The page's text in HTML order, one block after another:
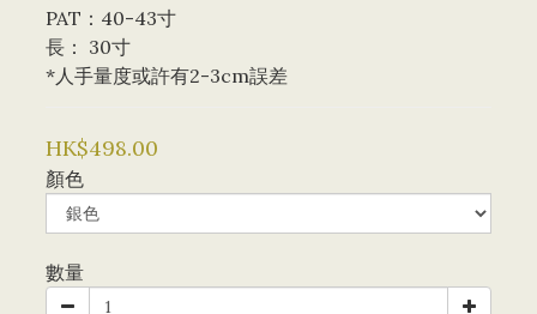
PAT：40-43寸
長： 30寸
*人手量度或許有2-3cm誤差
HK$498.00
顏色
數量